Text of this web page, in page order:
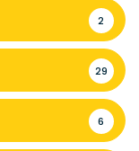
2
29
6